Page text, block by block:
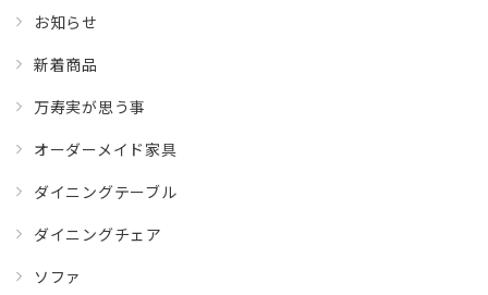
お知らせ
新着商品
万寿実が思う事
オーダーメイド家具
ダイニングテーブル
ダイニングチェア
ソファ